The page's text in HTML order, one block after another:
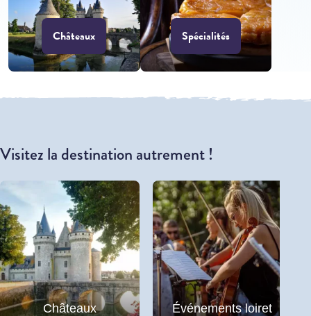
Châteaux Spécialités
Visitez la destination autrement !
Châteaux Événements loiret